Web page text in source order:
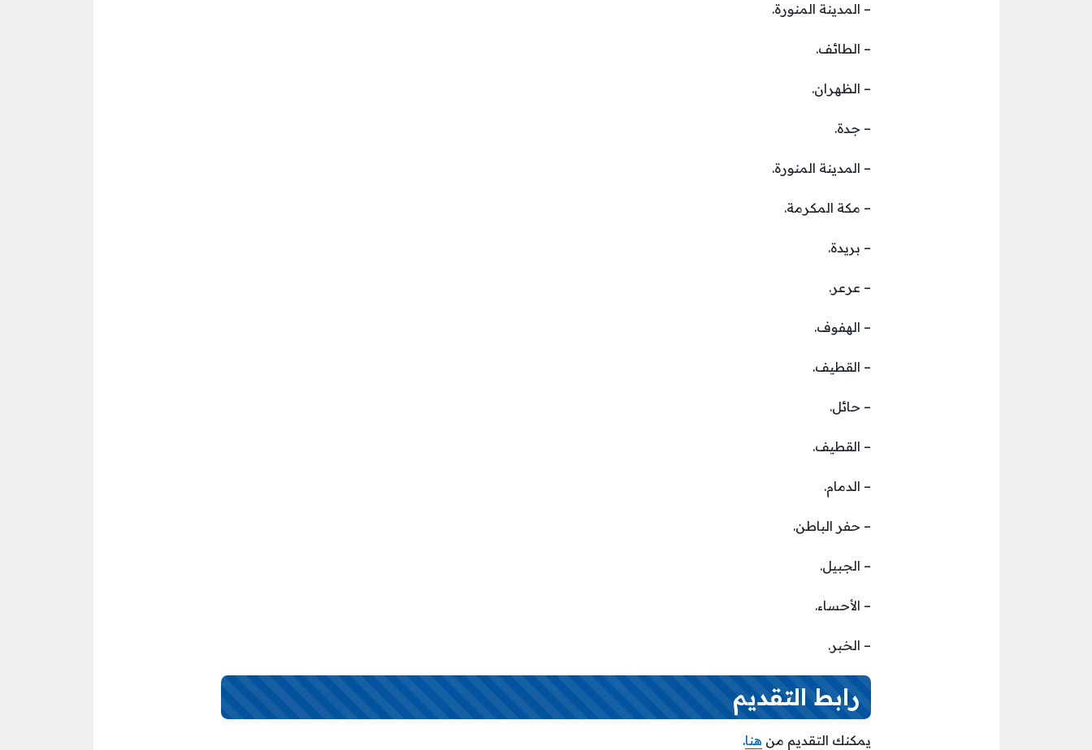
– المدينة المنورة.
– الطائف.
– الظهران.
– جدة.
– المدينة المنورة.
– مكة المكرمة.
– بريدة.
– عرعر.
– الهفوف.
– القطيف.
– حائل.
– القطيف.
– الدمام.
– حفر الباطن.
– الجبيل.
– الأحساء.
– الخبر.
رابط التقديم
يمكنك التقديم من هنا.